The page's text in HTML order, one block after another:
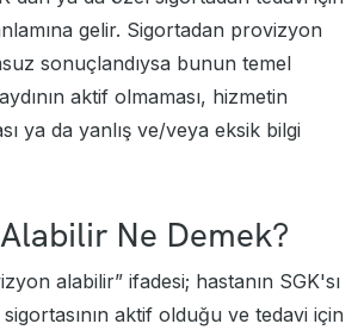
gelir. Sigortadan provizyon
sonuçlandıysa bunun temel
aktif olmaması, hizmetin
ya da yanlış ve/veya eksik bilgi
Ne Demek?
alabilir” ifadesi; hastanın SGK'sı
aktif olduğu ve tedavi için